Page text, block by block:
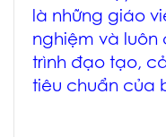
là những giáo
nghiệm và luôn
trình đạo tạo,
tiêu chuẩn của